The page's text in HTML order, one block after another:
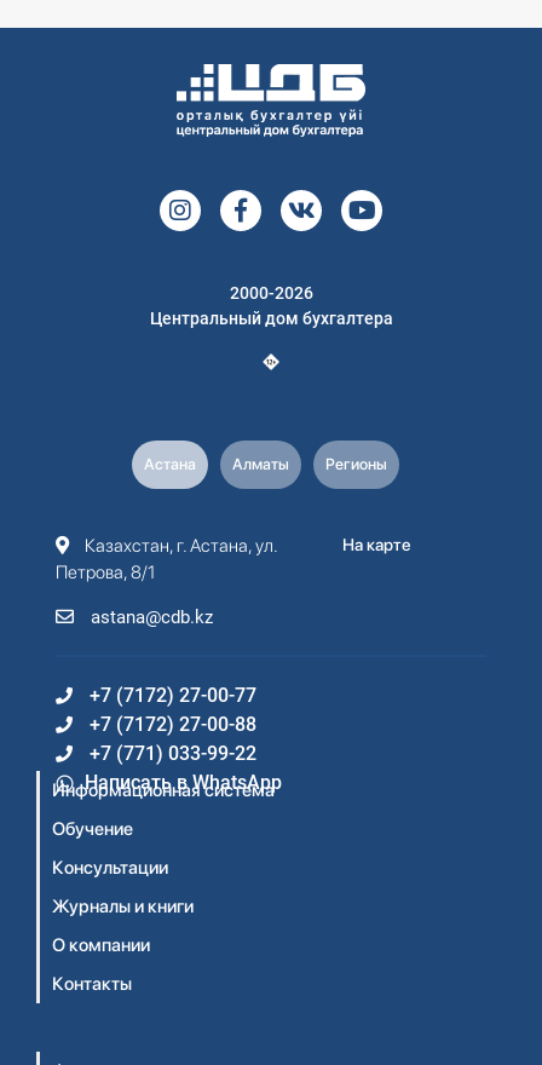
2000-2026
Центральный дом бухгалтера
Астана Алматы Регионы
Казахстан, г. Астана, ул.
Петрова, 8/1
astana@cdb.kz
На карте
+7 (7172) 27-00-77
+7 (7172) 27-00-88
+7 (771) 033-99-22
Написать в WhatsApp
Информационная система
Обучение
Консультации
Журналы и книги
О компании
Контакты